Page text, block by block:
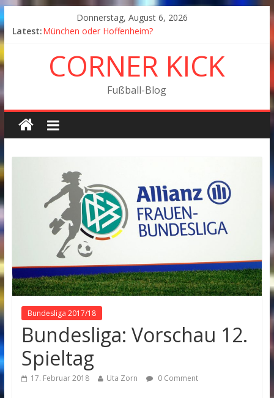
Donnerstag, August 6, 2026
Latest:München oder Hoffenheim?
Fußball in Coronazeiten: Blick zurück und nach vorn
Der Pokal geht nach Wolfsburg
München wird Vizemeister, Köln geht mit Jena in Liga
CORNER KICK
Fußball-Blog
Bundesliga 2017/18
Bundesliga: Vorschau 12.
Spieltag
17. Februar 2018 Uta Zorn 0 Comment